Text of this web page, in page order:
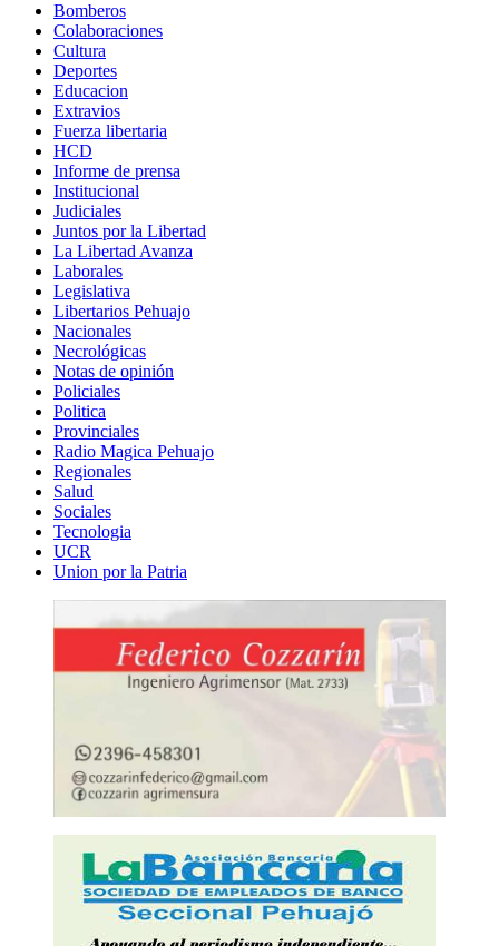
Bomberos
Colaboraciones
Cultura
Deportes
Educacion
Extravios
Fuerza libertaria
HCD
Informe de prensa
Institucional
Judiciales
Juntos por la Libertad
La Libertad Avanza
Laborales
Legislativa
Libertarios Pehuajo
Nacionales
Necrológicas
Notas de opinión
Policiales
Politica
Provinciales
Radio Magica Pehuajo
Regionales
Salud
Sociales
Tecnologia
UCR
Union por la Patria